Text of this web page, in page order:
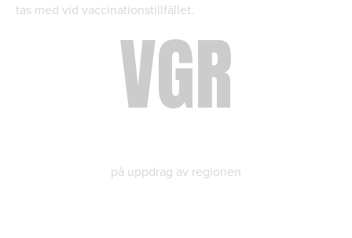
tas med vid vaccinationstillfället.
VGR
på uppdrag av regionen